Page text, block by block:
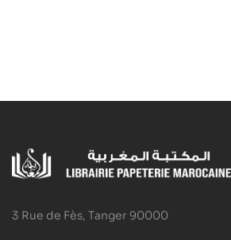
3 Rue de Fès, Tanger 90000